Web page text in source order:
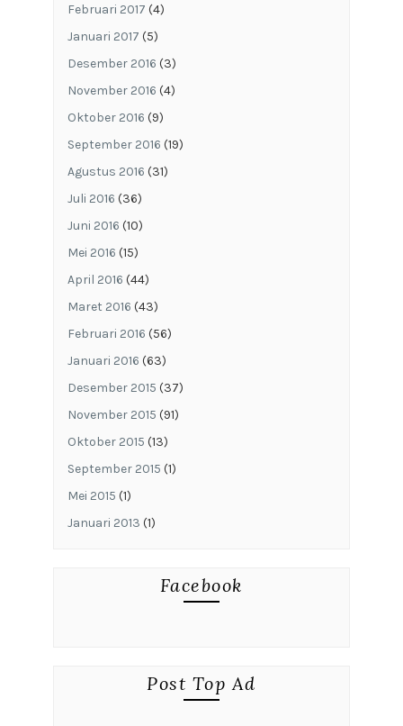
Februari 2017 (4)
Januari 2017 (5)
Desember 2016 (3)
November 2016 (4)
Oktober 2016 (9)
September 2016 (19)
Agustus 2016 (31)
Juli 2016 (36)
Juni 2016 (10)
Mei 2016 (15)
April 2016 (44)
Maret 2016 (43)
Februari 2016 (56)
Januari 2016 (63)
Desember 2015 (37)
November 2015 (91)
Oktober 2015 (13)
September 2015 (1)
Mei 2015 (1)
Januari 2013 (1)
Facebook
Post Top Ad